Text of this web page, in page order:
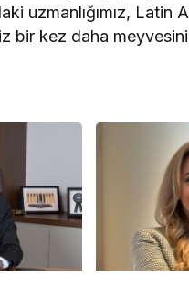
uzmanlığımız, Latin
bir kez daha